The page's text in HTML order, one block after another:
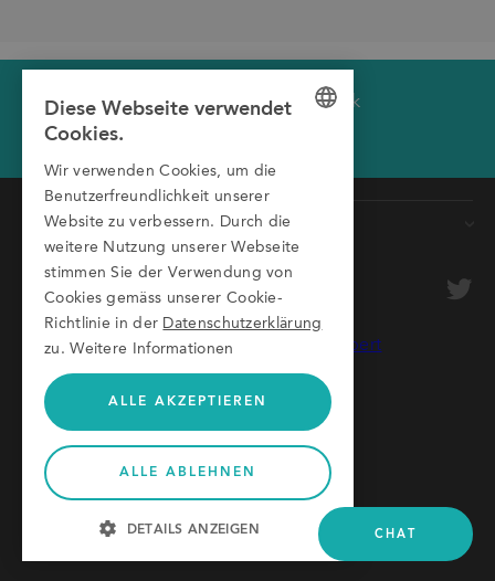
Wir rufen Sie gerne zurück
Wir rufen Sie zurück.
Vorname
Nachname
Firmaoptional
E-Mail
Telefonnummer
Ich wünsche Auskunft zu
Produkt (technisch)
Produkt (kommerziell)
Auskunft zu Offerte, Auftrag
Produkte
Förderbänder
Rollenbahnen
Schutzeinrichtungen
CHAT
ENGLISH
ITALIAN
Diese Webseite verwendet
Cookies.
Wir verwenden Cookies, um die
Benutzerfreundlichkeit unserer
Website zu verbessern. Durch die
weitere Nutzung unserer Webseite
stimmen Sie der Verwendung von
Cookies gemäss unserer Cookie-
Richtlinie in der Datenschutzerklärung
zu. Weitere Informationen
ALLE AKZEPTIEREN
ALLE ABLEHNEN
DETAILS ANZEIGEN